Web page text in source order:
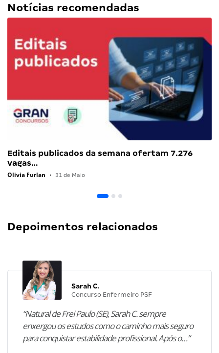
Notícias recomendadas
Editais publicados da semana ofertam 7.276
vagas…
Olivia Furlan • 31 de Maio
Depoimentos relacionados
Sarah C.
Concurso Enfermeiro PSF
“Natural de Frei Paulo (SE), Sarah C. sempre
enxergou os estudos como o caminho mais seguro
para conquistar estabilidade profissional. Após o…”